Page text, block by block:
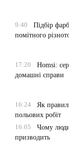
9:40
Підбір
помітного
17:20
Homsi:
домашні справи
16:24
Як
польових робіт
16:05
Чому люди
призводить